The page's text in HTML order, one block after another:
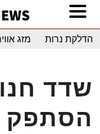
הדלקת נרות מזג
שדד
הסתפק